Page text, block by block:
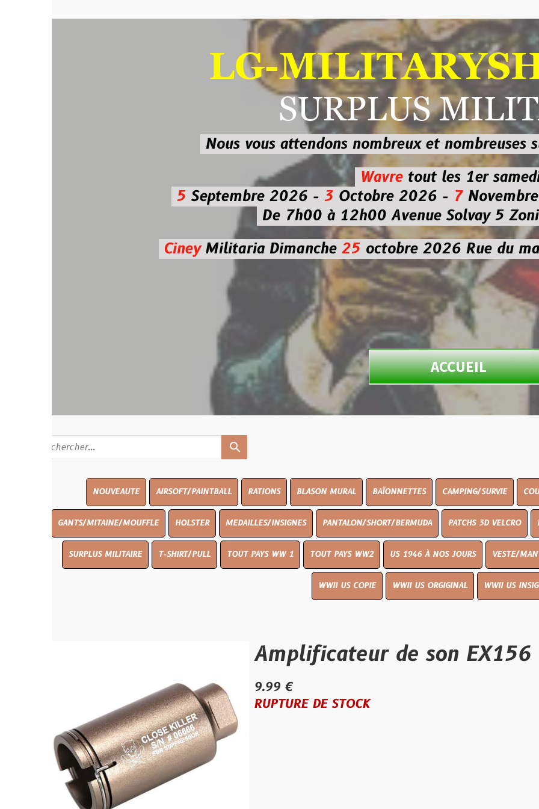
LG-
SURPLUS
Nous vous attendons nombreux et nombreusessur les
Wavre
tout les 1er samedi
Septembre 2026 -3Octobre 2026 - 7Novembre 2026
De 7h00 à 12h00 Avenue Solvay 5 Zoning
MilitariaDimanche25octobre 2026Rue du marché
ACCUEIL
AIRSOFT/PAINTBALL RATIONS BLASON MURAL BAÏONNETTES CAMPING/SURVIE COUTELLERIE
GANTS/MITAINE/MOUFFLE HOLSTER MEDAILLES/INSIGNES PANTALON/SHORT/BERMUDA PATCHS 3D VELCRO PEINTURE
SURPLUS MILITAIRE T-SHIRT/PULL TOUT PAYS WW 1 TOUT PAYS WW2 US 1946 À NOS JOURS VESTE/MANTEAU
WWII US COPIE WWII US ORGIGINAL WWII US INSIGNES
Amplificateur de son EX156
9.99 €
RUPTURE DE STOCK